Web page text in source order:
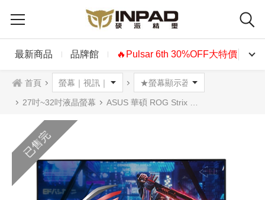
最新商品 品牌館 🔥Pulsar 6th 30%OFF大特價🔥
首頁
27吋~32吋液晶螢幕 ASUS 華碩 ROG Strix XG279Q 電競螢幕 27吋
已售完